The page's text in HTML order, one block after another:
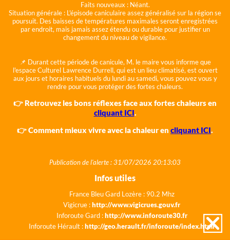
Faits nouveaux : Néant.
Situation générale : L'épisode caniculaire assez généralisé sur la région se
poursuit. Des baisses de températures maximales seront enregistrées
par endroit, mais jamais assez étendu ou durable pour justifier un
changement du niveau de vigilance.
📌 Durant cette période de canicule, M. le maire vous informe que
l'espace Culturel Lawrence Durrell, qui est un lieu climatisé, est ouvert
aux jours et horaires habituels du lundi au samedi, vous pouvez vous y
rendre pour vous protéger des fortes chaleurs.
👉 Retrouvez les bons réflexes face aux fortes chaleurs en
cliquant ICI.
👉 Comment mieux vivre avec la chaleur en cliquant ICI.
Publication de l'alerte : 31/07/2026 20:13:03
Infos utiles
France Bleu Gard Lozère : 90.2 Mhz
Vigicrue :http://www.vigicrues.gouv.fr
Inforoute Gard :http://www.inforoute30.fr
Inforoute Hérault :http://geo.herault.fr/inforoute/index.html